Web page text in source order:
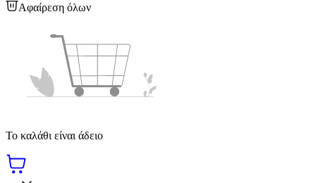
Αφαίρεση όλων
Το καλάθι είναι άδειο